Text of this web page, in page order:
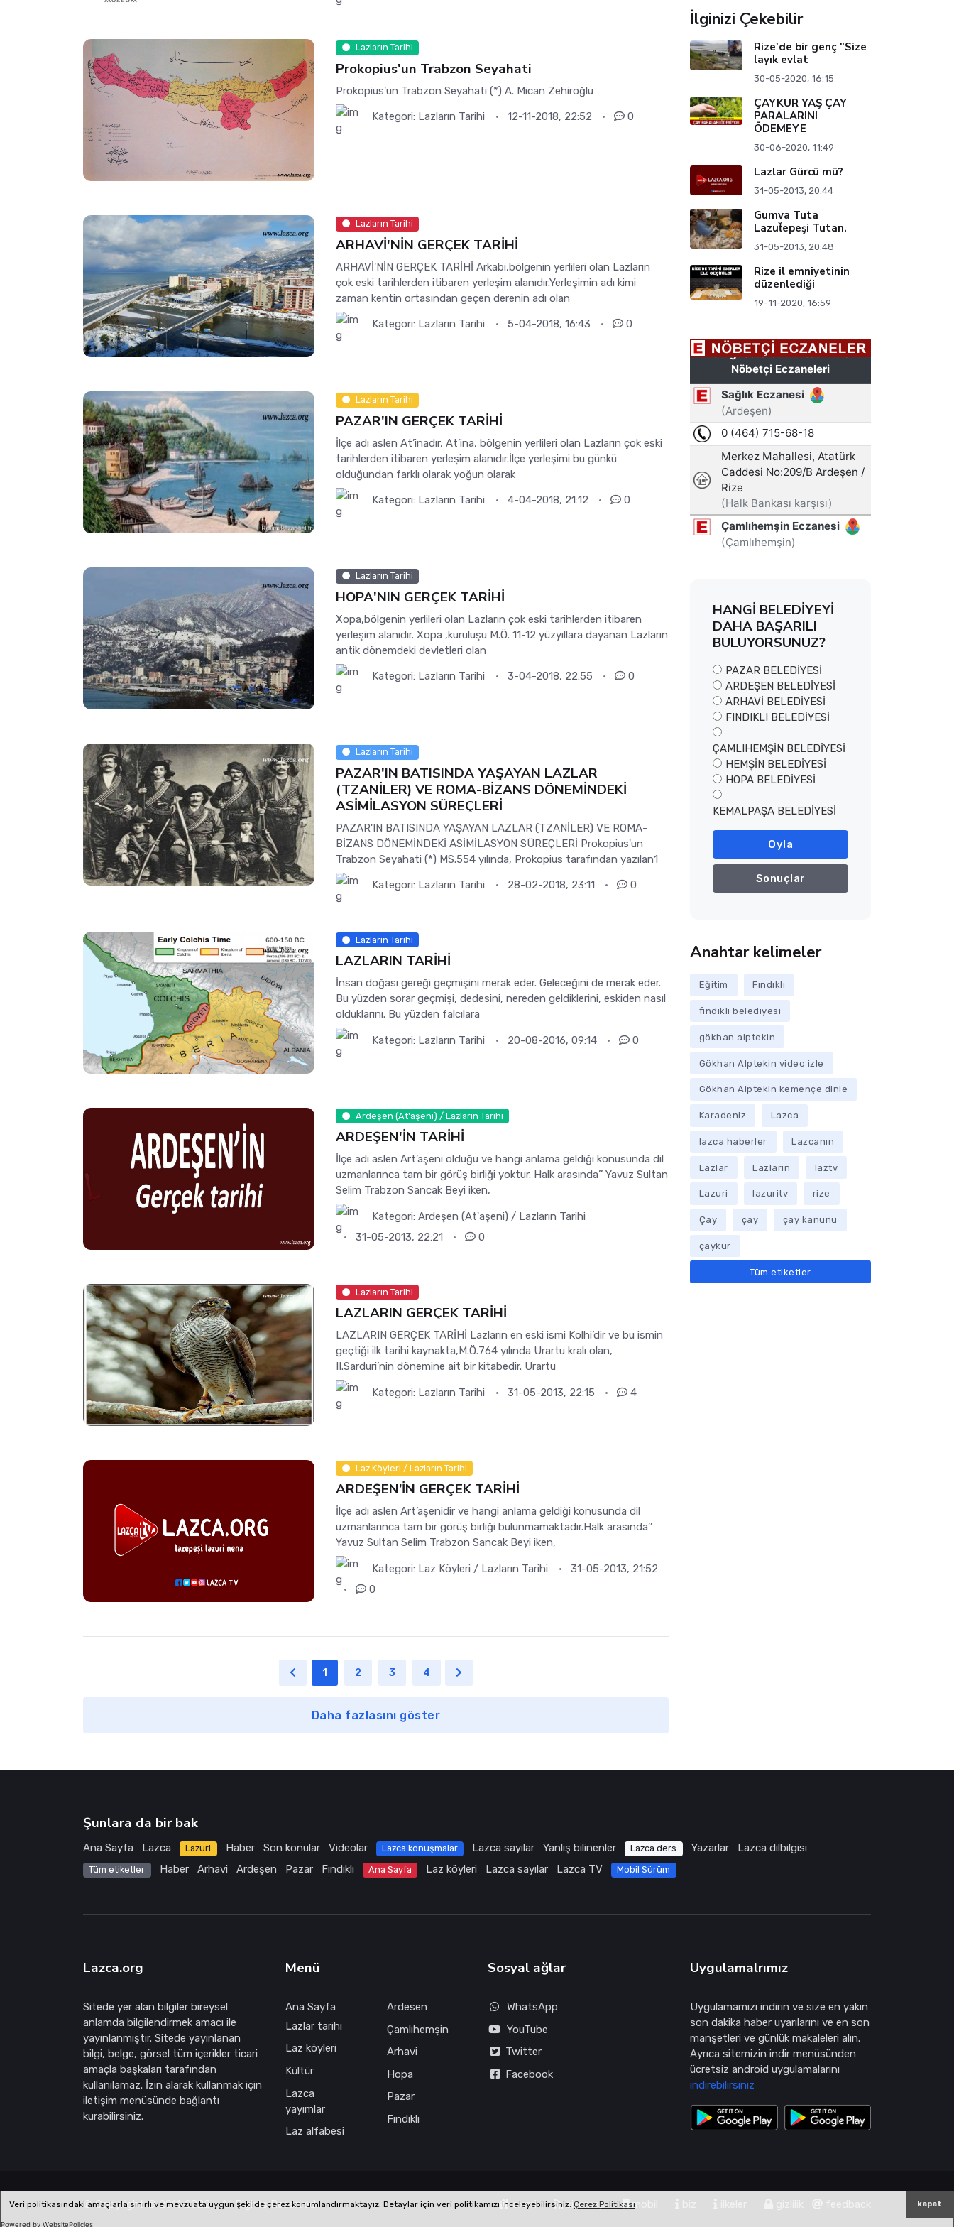
Veri politikasındaki amaçlarla sınırlı ve mevzuata uygun şekilde çerez konumlandırmaktayız. Detaylar için veri politikamızı inceleyebilirsiniz. Çerez Politikası kapat
Powered by WebsitePolicies
Lazların Tarihi
Prokopius'un Trabzon Seyahati
Prokopius'un Trabzon Seyahati (*) A. Mican Zehiroğlu
Kategori: Lazların Tarihi 12-11-2018, 22:52 0
Lazların Tarihi
ARHAVİ'NİN GERÇEK TARİHİ
ARHAVİ'NİN GERÇEK TARİHİ Arkabi,bölgenin yerlileri olan Lazların
çok eski tarihlerden itibaren yerleşim alanıdır.Yerleşimin adı kimi
zaman kentin ortasından geçen derenin adı olan
Kategori: Lazların Tarihi 5-04-2018, 16:43 0
Lazların Tarihi
PAZAR'IN GERÇEK TARİHİ
İlçe adı aslen At’inadır, At’ina, bölgenin yerlileri olan Lazların çok eski
tarihlerden itibaren yerleşim alanıdır.İlçe yerleşimi bu günkü
olduğundan farklı olarak yoğun olarak
Kategori: Lazların Tarihi 4-04-2018, 21:12 0
Lazların Tarihi
HOPA'NIN GERÇEK TARİHİ
Xopa,bölgenin yerlileri olan Lazların çok eski tarihlerden itibaren
yerleşim alanıdır. Xopa ,kuruluşu M.Ö. 11-12 yüzyıllara dayanan Lazların
antik dönemdeki devletleri olan
Kategori: Lazların Tarihi 3-04-2018, 22:55 0
Lazların Tarihi
PAZAR'IN BATISINDA YAŞAYAN LAZLAR
(TZANİLER) VE ROMA-BİZANS DÖNEMİNDEKİ
ASİMİLASYON SÜREÇLERİ
PAZAR'IN BATISINDA YAŞAYAN LAZLAR (TZANİLER) VE ROMA-
BİZANS DÖNEMİNDEKİ ASİMİLASYON SÜREÇLERİ Prokopius'un
Trabzon Seyahati (*) MS.554 yılında, Prokopius tarafından yazılan1
Kategori: Lazların Tarihi 28-02-2018, 23:11 0
Lazların Tarihi
LAZLARIN TARİHİ
İnsan doğası gereği geçmişini merak eder. Geleceğini de merak eder.
Bu yüzden sorar geçmişi, dedesini, nereden geldiklerini, eskiden nasıl
olduklarını. Bu yüzden falcılara
Kategori: Lazların Tarihi 20-08-2016, 09:14 0
Ardeşen (At'aşeni) / Lazların Tarihi
ARDEŞEN'İN TARİHİ
İlçe adı aslen Art’aşeni olduğu ve hangi anlama geldiği konusunda dil
uzmanlarınca tam bir görüş birliği yoktur. Halk arasında’’ Yavuz Sultan
Selim Trabzon Sancak Beyi iken,
Kategori:Ardeşen (At'aşeni) / Lazların Tarihi
31-05-2013, 22:21
0
Lazların Tarihi
LAZLARIN GERÇEK TARİHİ
LAZLARIN GERÇEK TARİHİ Lazların en eski ismi Kolhi’dir ve bu ismin
geçtiği ilk tarihi kaynakta,M.Ö.764 yılında Urartu kralı olan,
II.Sarduri’nin dönemine ait bir kitabedir. Urartu
Kategori: Lazların Tarihi 31-05-2013, 22:15 4
Laz Köyleri / Lazların Tarihi
ARDEŞEN’İN GERÇEK TARİHİ
İlçe adı aslen Art’aşenidir ve hangi anlama geldiği konusunda dil
uzmanlarınca tam bir görüş birliği bulunmamaktadır.Halk arasında’’
Yavuz Sultan Selim Trabzon Sancak Beyi iken,
Kategori: Laz Köyleri / Lazların Tarihi
31-05-2013, 21:52
0
1 2 3 4
Daha fazlasını göster
İlginizi Çekebilir
Rize'de bir genç "Size
layık evlat
30-05-2020, 16:15
ÇAYKUR YAŞ ÇAY
PARALARINI
ÖDEMEYE
30-06-2020, 11:49
Lazlar Gürcü mü?
31-05-2013, 20:44
Gumva Tuta
Lazut̆epeşi Tutan.
31-05-2013, 20:48
Rize il emniyetinin
düzenlediği
19-11-2020, 16:59
HANGİ BELEDİYEYİ
DAHA BAŞARILI
BULUYORSUNUZ?
PAZAR BELEDİYESİ
ARDEŞEN BELEDİYESİ
ARHAVİ BELEDİYESİ
FINDIKLI BELEDİYESİ
ÇAMLIHEMŞİN BELEDİYESİ
HEMŞİN BELEDİYESİ
HOPA BELEDİYESİ
KEMALPAŞA BELEDİYESİ
Oyla
Sonuçlar
Anahtar kelimeler
Eğitim Fındıklı
fındıklı belediyesi
gökhan alptekin
Gökhan Alptekin video izle
Gökhan Alptekin kemençe dinle
Karadeniz Lazca
lazca haberler Lazcanın
Lazlar Lazların laztv
Lazuri lazuritv rize
Çay çay çay kanunu
çaykur
Tüm etiketler
Şunlara da bir bak
Ana Sayfa Lazca Lazuri Haber Son konular Videolar Lazca konuşmalar Lazca sayılar Yanlış bilinenler Lazca ders Yazarlar Lazca dilbilgisi
Tüm etiketler Haber Arhavi Ardeşen Pazar Fındıklı Ana Sayfa Laz köyleri Lazca sayılar Lazca TV Mobil Sürüm
Lazca.org
Sitede yer alan bilgiler bireysel
anlamda bilgilendirmek amacı ile
yayınlanmıştır. Sitede yayınlanan
bilgi, belge, görsel tüm içerikler ticari
amaçla başkaları tarafından
kullanılamaz. İzin alarak kullanmak için
iletişim menüsünde bağlantı
kurabilirsiniz.
Menü
Ana Sayfa
Lazlar tarihi
Laz köyleri
Kültür
Lazca
yayımlar
Laz alfabesi
Ardesen
Çamlıhemşin
Arhavi
Hopa
Pazar
Fındıklı
Sosyal ağlar
WhatsApp
YouTube
Twitter
Facebook
Uygulamalrımız
Uygulamamızı indirin ve size en yakın
son dakika haber uyarılarını ve en son
manşetleri ve günlük makaleleri alın.
Ayrıca sitemizin indir menüsünden
ücretsiz android uygulamalarını
indirebilirsiniz
© Copyright © 2011-2022 - All Rights Reserved. oxori sitemap mobil